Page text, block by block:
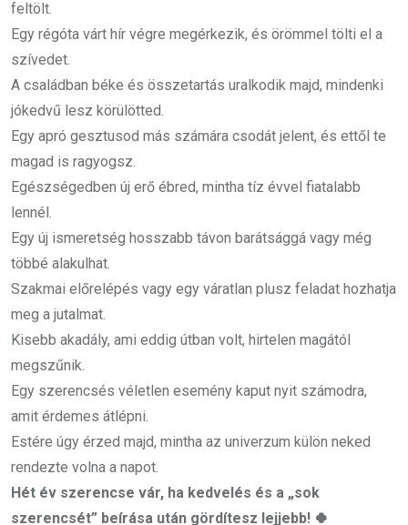
feltölt.
Egy régóta várt hír végre megérkezik, és örömmel tölti el a
szívedet.
A családban béke és összetartás uralkodik majd, mindenki
jókedvű lesz körülötted.
Egy apró gesztusod más számára csodát jelent, és ettől te
magad is ragyogsz.
Egészségedben új erő ébred, mintha tíz évvel fiatalabb
lennél.
Egy új ismeretség hosszabb távon barátsággá vagy még
többé alakulhat.
Szakmai előrelépés vagy egy váratlan plusz feladat hozhatja
meg a jutalmat.
Kisebb akadály, ami eddig útban volt, hirtelen magától
megszűnik.
Egy szerencsés véletlen esemény kaput nyit számodra,
amit érdemes átlépni.
Estére úgy érzed majd, mintha az univerzum külön neked
rendezte volna a napot.
Hét év szerencse vár, ha kedvelés és a „sok
szerencsét” beírása után gördítesz lejjebb! 🍀